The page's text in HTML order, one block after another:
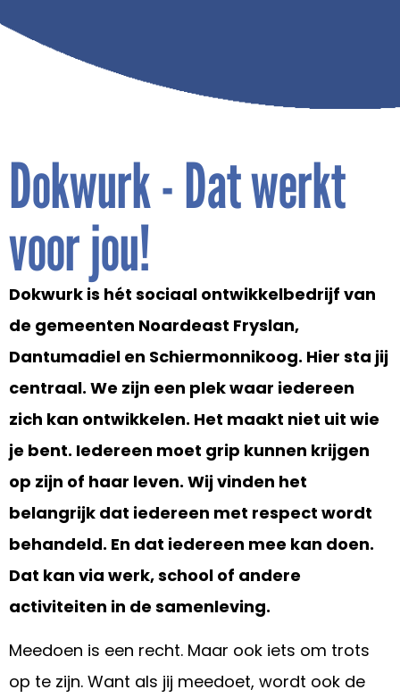
Dokwurk - Dat werkt
voor jou!
Dokwurk is hét sociaal ontwikkelbedrijf van
de gemeenten Noardeast Fryslan,
Dantumadiel en Schiermonnikoog. Hier sta jij
centraal. We zijn een plek waar iedereen
zich kan ontwikkelen. Het maakt niet uit wie
je bent. Iedereen moet grip kunnen krijgen
op zijn of haar leven. Wij vinden het
belangrijk dat iedereen met respect wordt
behandeld. En dat iedereen mee kan doen.
Dat kan via werk, school of andere
activiteiten in de samenleving.
Meedoen is een recht. Maar ook iets om trots
op te zijn. Want als jij meedoet, wordt ook de